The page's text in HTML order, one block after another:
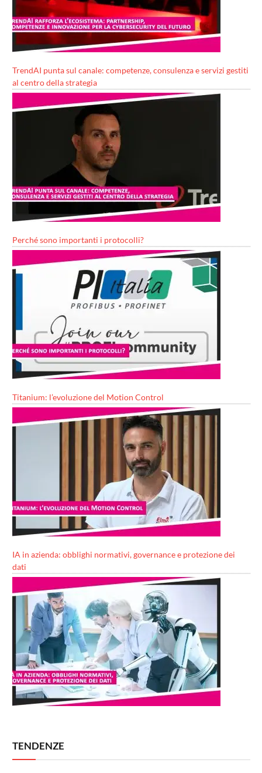
TrendAI punta sul canale: competenze, consulenza e servizi gestiti
al centro della strategia
Perché sono importanti i protocolli?
Titanium: l’evoluzione del Motion Control
IA in azienda: obblighi normativi, governance e protezione dei
dati
TENDENZE